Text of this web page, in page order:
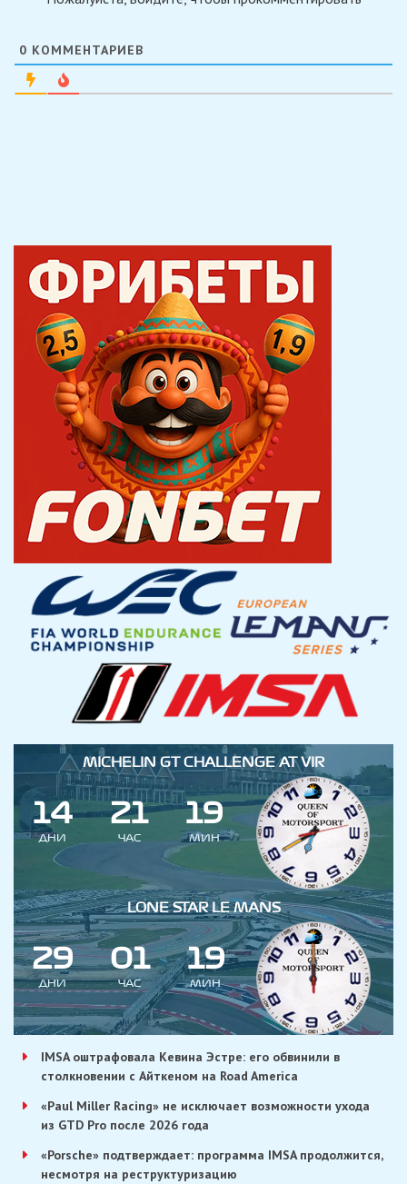
0 КОММЕНТАРИЕВ
MICHELIN GT CHALLENGE AT VIR
14
ДНИ
21
ЧАС
19
МИН
LONE STAR LE MANS
29
ДНИ
01
ЧАС
19
МИН
IMSA оштрафовала Кевина Эстре: его обвинили в
столкновении с Айткеном на Road America
«Paul Miller Racing» не исключает возможности ухода
из GTD Pro после 2026 года
«Porsche» подтверждает: программа IMSA продолжится,
несмотря на реструктуризацию